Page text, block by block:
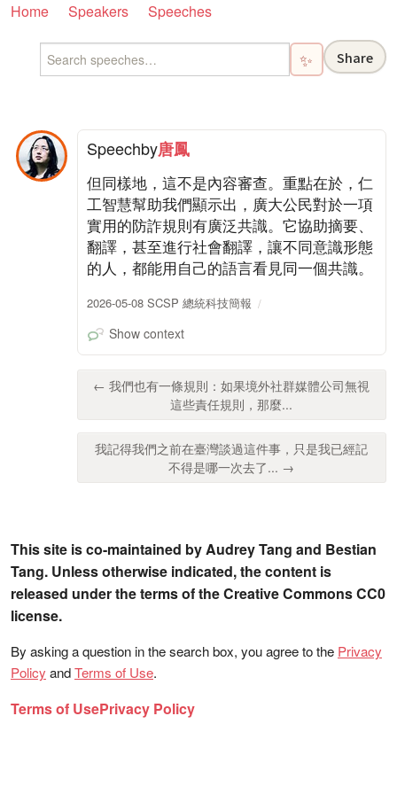
Home Speakers Speeches
✨ Share
Speechby唐鳳
但同樣地，這不是內容審查。重點在於，仁
工智慧幫助我們顯示出，廣大公民對於一項
實用的防詐規則有廣泛共識。它協助摘要、
翻譯，甚至進行社會翻譯，讓不同意識形態
的人，都能用自己的語言看見同一個共識。
2026-05-08 SCSP 總統科技簡報
Show context
← 我們也有一條規則：如果境外社群媒體公司無視
這些責任規則，那麼...
我記得我們之前在臺灣談過這件事，只是我已經記
不得是哪一次去了... →
This site is co-maintained by Audrey Tang and Bestian
Tang. Unless otherwise indicated, the content is
released under the terms of the Creative Commons CC0
license.
By asking a question in the search box, you agree to the Privacy
Policy andTerms of Use.
Terms of UsePrivacy Policy